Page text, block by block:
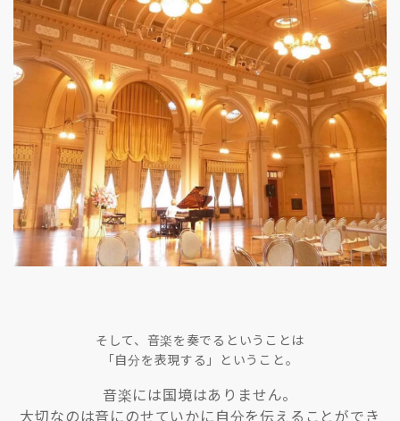
そして、音楽を奏でるということは
「自分を表現する」ということ。
音楽には国境はありません。
大切なのは音にのせていかに自分を伝えることができ